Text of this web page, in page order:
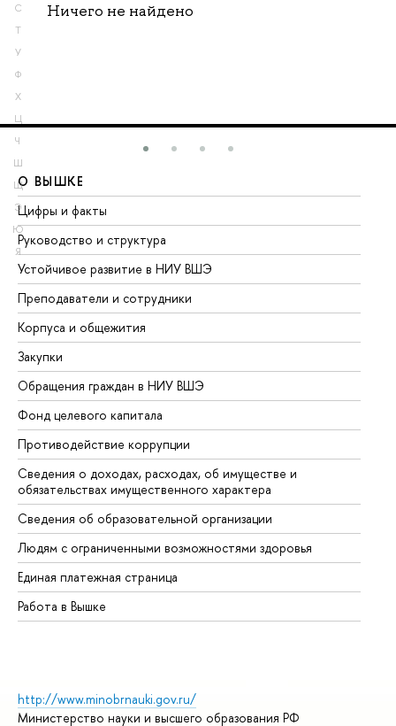
С
Т
У
Ф
Х
Ц
Ч
Ш
Щ
Э
Ю
Я
Ничего не найдено
О ВЫШКЕ
Цифры и факты
Руководство и структура
Устойчивое развитие в НИУ ВШЭ
Преподаватели и сотрудники
Корпуса и общежития
Закупки
Обращения граждан в НИУ ВШЭ
Фонд целевого капитала
Противодействие коррупции
Сведения о доходах, расходах, об имуществе и
обязательствах имущественного характера
Сведения об образовательной организации
Людям с ограниченными возможностями здоровья
Единая платежная страница
Работа в Вышке
http://www.minobrnauki.gov.ru/
Министерство науки и высшего образования РФ